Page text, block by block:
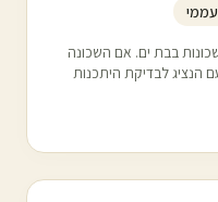
עממי
בבת ים. אם השכונה
הנציג לבדיקת היתכנות